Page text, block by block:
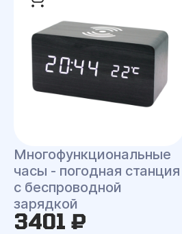
Многофункциональные
часы - погодная станция
с беспроводной
зарядкой
3401 ₽